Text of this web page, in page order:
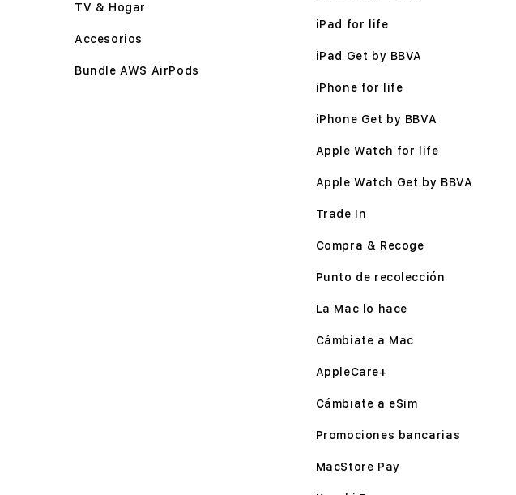
TV & Hogar
Accesorios
Bundle AWS AirPods
iPad for life
iPad Get by BBVA
iPhone for life
iPhone Get by BBVA
Apple Watch for life
Apple Watch Get by BBVA
Trade In
Compra & Recoge
Punto de recolección
La Mac lo hace
Cámbiate a Mac
AppleCare+
Cámbiate a eSim
Promociones bancarias
MacStore Pay